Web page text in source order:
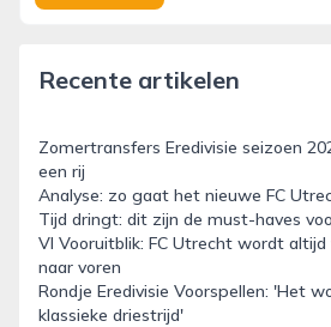
Recente artikelen
Zomertransfers Eredivisie seizoen
een rij
Analyse: zo gaat het nieuwe FC
Tijd dringt: dit zijn de must-haves
VI Vooruitblik: FC Utrecht wordt
naar voren
Rondje Eredivisie Voorspellen: 'Het
klassieke driestrijd'